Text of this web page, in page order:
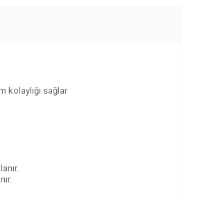
kolaylığı sağlar